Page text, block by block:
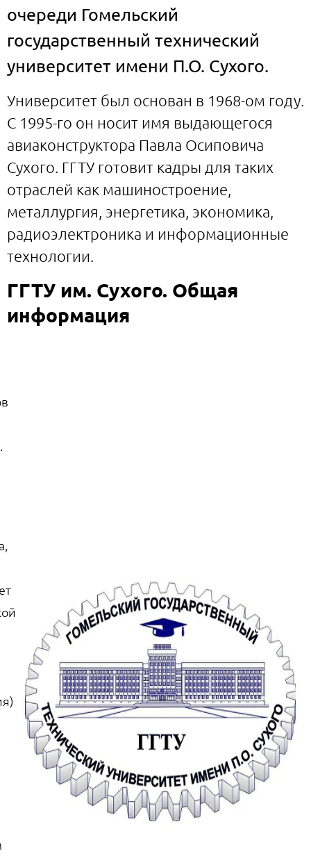
очереди Гомельский
государственный технический
университет имени П.О. Сухого.
Университет был основан в 1968-ом году.
С 1995-го он носит имя выдающегося
авиаконструктора Павла Осиповича
Сухого. ГГТУ готовит кадры для таких
отраслей как машиностроение,
металлургия, энергетика, экономика,
радиоэлектроника и информационные
технологии.
ГГТУ им. Сухого. Общая
информация